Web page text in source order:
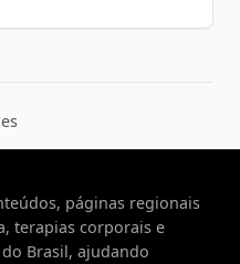
páginas regionais
terapias corporais e
Brasil, ajudando